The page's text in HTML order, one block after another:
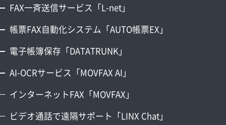
FAX一斉送信サービス「L-net」
帳票FAX自動化システム「AUTO帳票EX」
電子帳簿保存「DATATRUNK」
AI-OCRサービス「MOVFAX AI」
インターネットFAX「MOVFAX」
ビデオ通話で遠隔サポート「LINX Chat」